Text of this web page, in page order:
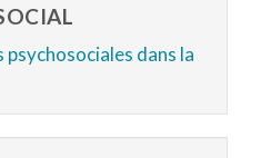
dans la